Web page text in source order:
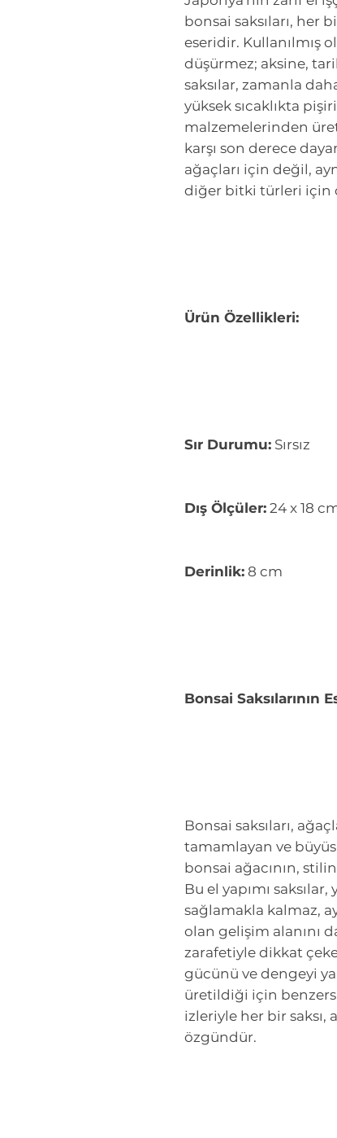
bonsai saksıları, her
eseridir. Kullanılmış
düşürmez; aksine,
saksılar, zamanla
yüksek sıcaklıkta
malzemelerinden
karşı son derece
ağaçları için değil,
diğer bitki türleri için
Ürün Özellikleri:
Sır Durumu: Sırsız
Dış Ölçüler: 24 x 18
Derinlik: 8 cm
Bonsai Saksılarının
Bonsai saksıları,
tamamlayan ve
bonsai ağacının,
Bu el yapımı
sağlamakla kalmaz,
olan gelişim alanını
zarafetiyle dikkat
gücünü ve dengeyi
üretildiği için
izleriyle her bir saksı,
özgündür.